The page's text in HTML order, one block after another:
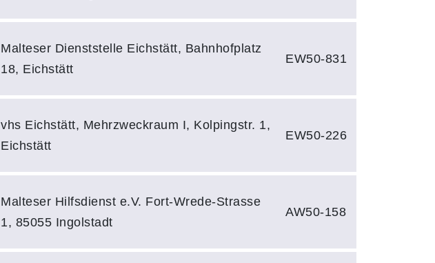
Malteser Dienststelle Eichstätt, Bahnhofplatz
18, Eichstätt
EW50-831
vhs Eichstätt, Mehrzweckraum I, Kolpingstr. 1,
Eichstätt
EW50-226
Malteser Hilfsdienst e.V. Fort-Wrede-Strasse
1, 85055 Ingolstadt
AW50-158